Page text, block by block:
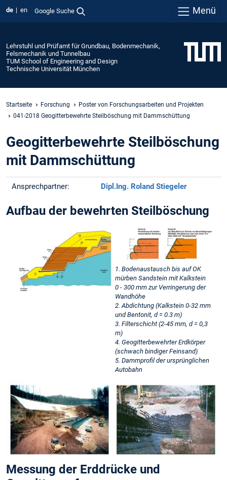
de en Google Suche Menü
Lehrstuhl und Prüfamt für Grundbau, Bodenmechanik,
Felsmechanik und Tunnelbau
TUM School of Engineering and Design
Technische Universität München
Startseite Forschung
Poster von Forschungsarbeiten und Projekten
041-2018 Geogitterbewehrte Steilböschung mit Dammschüttung
Geogitterbewehrte Steilböschung
mit Dammschüttung
Ansprechpartner: Dipl.Ing. Roland Stiegeler
Aufbau der bewehrten Steilböschung
1. Bodenaustausch bis auf OK
mürben Sandstein mit Kalkstein
0 - 300 mm zur Verringerung der
Wandhöhe
2. Abdichtung (Kalkstein 0-32 mm
und Bentonit, d = 0.3 m)
3. Filterschicht (2-45 mm, d = 0,3
m)
4. Geogitterbewehrter Erdkörper
(schwach bindiger Feinsand)
5. Dammprofil der ursprünglichen
Autobahn
Messung der Erddrücke und